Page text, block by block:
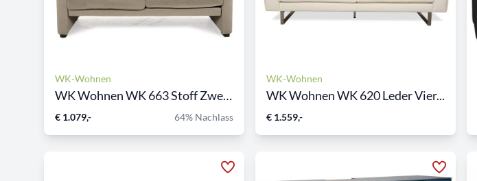
WK-Wohnen
WK Wohnen WK 663 Stoff Zwei...
€ 1.079,- 64% Nachlass
WK-Wohnen
WK Wohnen WK 620 Leder Vier...
€ 1.559,-